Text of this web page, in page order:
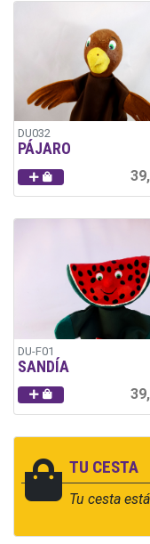
TU CESTA
Tu cesta
DU032
PÁJARO
DU-F01
SANDÍA